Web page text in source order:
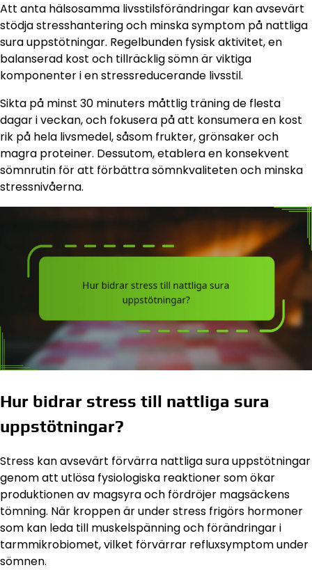
Att anta hälsosamma livsstilsförändringar kan avsevärt
stödja stresshantering och minska symptom på nattliga
sura uppstötningar. Regelbunden fysisk aktivitet, en
balanserad kost och tillräcklig sömn är viktiga
komponenter i en stressreducerande livsstil.
Sikta på minst 30 minuters måttlig träning de flesta
dagar i veckan, och fokusera på att konsumera en kost
rik på hela livsmedel, såsom frukter, grönsaker och
magra proteiner. Dessutom, etablera en konsekvent
sömnrutin för att förbättra sömnkvaliteten och minska
stressnivåerna.
Hur bidrar stress till nattliga sura
uppstötningar?
Stress kan avsevärt förvärra nattliga sura uppstötningar
genom att utlösa fysiologiska reaktioner som ökar
produktionen av magsyra och fördröjer magsäckens
tömning. När kroppen är under stress frigörs hormoner
som kan leda till muskelspänning och förändringar i
tarmmikrobiomet, vilket förvärrar refluxsymptom under
sömnen.